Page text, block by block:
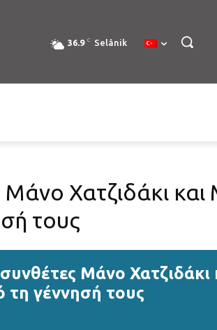
36.9 C Selânik
Χατζιδάκι
τους
Μάνο
τη γέννησή τους